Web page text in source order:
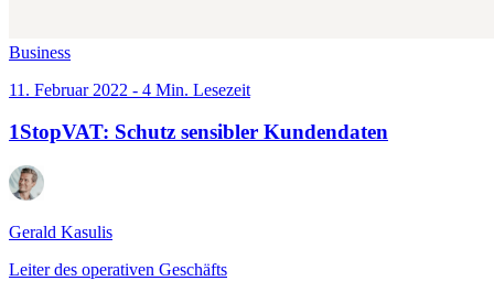
Business
11. Februar 2022 - 4 Min. Lesezeit
1StopVAT: Schutz sensibler Kundendaten
Gerald Kasulis
Leiter des operativen Geschäfts